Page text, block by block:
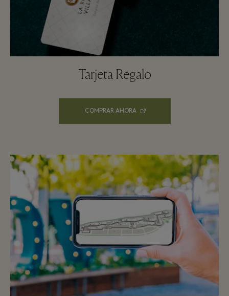
Tarjeta Regalo
COMPRAR AHORA